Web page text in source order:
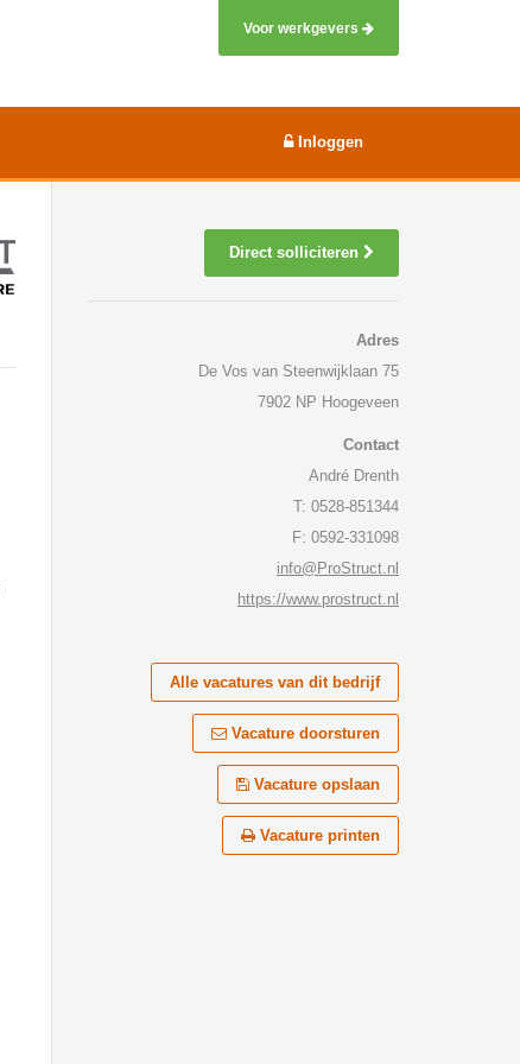
Voor werkgevers
Inloggen
Direct solliciteren
Adres
De Vos van Steenwijklaan 75
7902 NP Hoogeveen
Contact
André Drenth
T: 0528-851344
F: 0592-331098
info@ProStruct.nl
https://www.prostruct.nl
Alle vacatures van dit bedrijf
Vacature doorsturen
Vacature opslaan
Vacature printen